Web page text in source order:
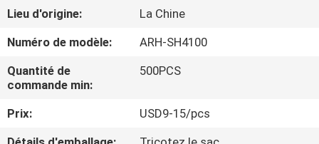
AU
SUJET
DE
NOUS
VISITE
Lieu d'origine:
La Chine
Numéro de modèle:
ARH-SH4100
Quantité de
commande min:
500PCS
Prix:
USD9-15/pcs